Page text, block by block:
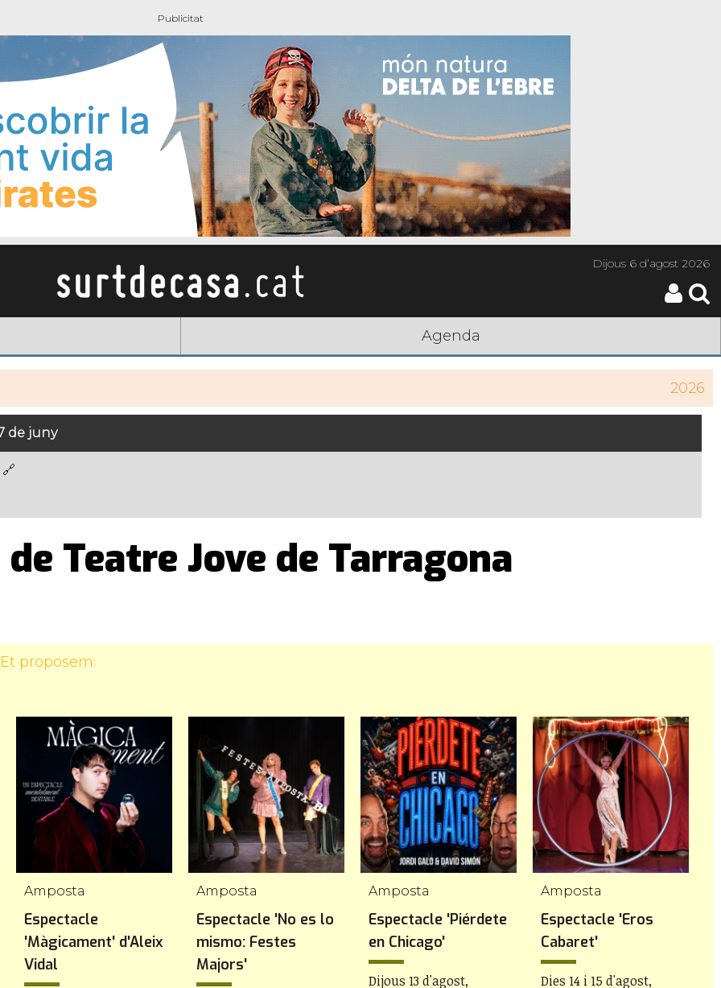
Dijous6 d’agost 2026
Agenda
2026
de juny
Teatre Jove de Tarragona
proposem:
Amposta
Espectacle
'Màgicament' d'Aleix
Vidal
Amposta
Espectacle 'No es lo
mismo: Festes
Majors'
Amposta
Espectacle 'Piérdete
en Chicago'
Dijous 13 d'agost,
Amposta
Espectacle 'Eros
Cabaret'
Dies 14 i 15 d'agost,